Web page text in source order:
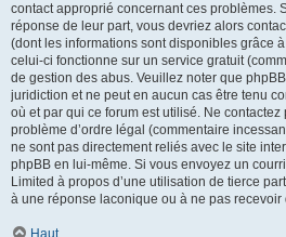
contact approprié concernant ces problèmes.
réponse de leur part, vous devriez alors
(dont les informations sont disponibles grâce à
celui-ci fonctionne sur un service gratuit
de gestion des abus. Veuillez noter que
juridiction et ne peut en aucun cas être tenu
où et par qui ce forum est utilisé. Ne
problème d’ordre légal (commentaire
ne sont pas directement reliés avec le site
phpBB en lui-même. Si vous envoyez un
Limited à propos d’une utilisation de tierce
à une réponse laconique ou à ne pas recevoir
Haut